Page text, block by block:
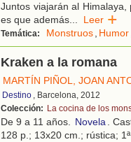
Juntos viajarán al
es que además... Leer
Temática: Monstruos, Humor
Kraken a la romana
MARTÍN PIÑOL, JOAN
Destino , Barcelona, 2012
Colección: La cocina de los
De 9 a 11 años. Novela.
128 p.; 13x20 cm.; rústica;